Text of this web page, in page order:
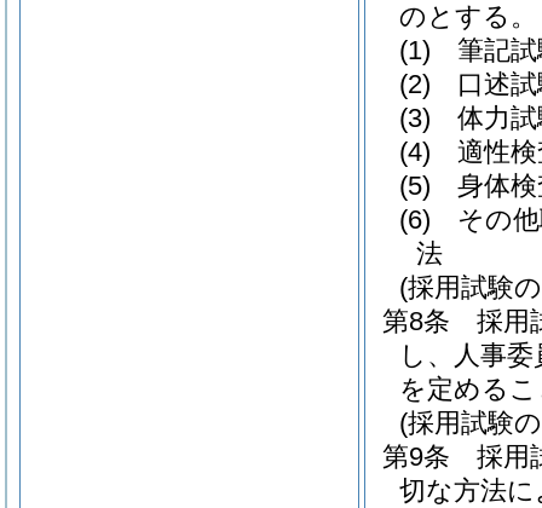
のとする。
(1)
筆記
(2)
口述
(3)
体力
(4)
適性
(5)
身体
(6)
その
法
(採用試験
第8条
採用
し、人事
を定める
(採用試験
第9条
採用
切な方法